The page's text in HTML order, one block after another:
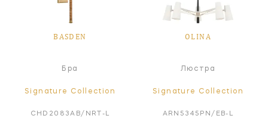
BASDEN
Бра
Signature Collection
CHD2083AB/NRT-L
OLINA
Люстра
Signature Collection
ARN5345PN/EB-L